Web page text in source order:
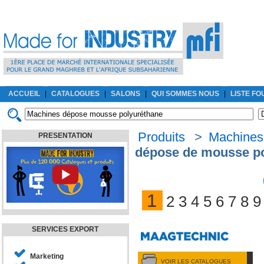
ACCUEIL CATALOGUES SALONS QUI SOMMES NOUS LISTE
PRESENTATION
SERVICES EXPORT
Marketing
Produits >
dépose de mousse
1 2 3 4 5 6 7 8 9
VOIR LES CATALOGUES